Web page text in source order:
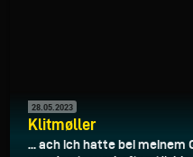
28.05.2023
Klitmøller
... ach ich hatte bei meinem